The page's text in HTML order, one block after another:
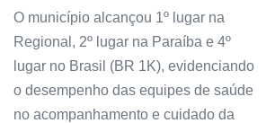
O município alcançou 1º lugar na
Regional, 2º lugar na Paraíba e 4º
lugar no Brasil (BR 1K), evidenciando
o desempenho das equipes de saúde
no acompanhamento e cuidado da